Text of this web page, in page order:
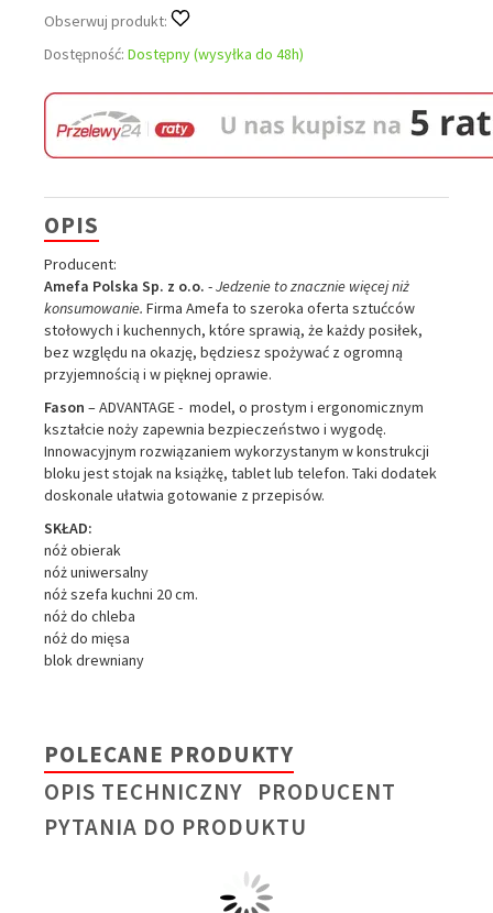
Obserwuj produkt:
Dostępność: Dostępny (wysyłka do 48h)
OPIS
Producent:
Amefa Polska Sp. z o.o. -Jedzenie to znacznie więcej niż
konsumowanie. Firma Amefa to szeroka oferta sztućców
stołowych i kuchennych, które sprawią, że każdy posiłek,
bez względu na okazję, będziesz spożywać z ogromną
przyjemnością i w pięknej oprawie.
Fason – ADVANTAGE - model, o prostym i ergonomicznym
kształcie noży zapewnia bezpieczeństwo i wygodę.
Innowacyjnym rozwiązaniem wykorzystanym w konstrukcji
bloku jest stojak na książkę, tablet lub telefon. Taki dodatek
doskonale ułatwia gotowanie z przepisów.
SKŁAD:
nóż obierak
nóż uniwersalny
nóż szefa kuchni 20 cm.
nóż do chleba
nóż do mięsa
blok drewniany
POLECANE PRODUKTY
OPIS TECHNICZNY PRODUCENT
PYTANIA DO PRODUKTU